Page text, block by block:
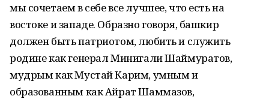
мы сочетаем в себе все лучшее, что есть на
востоке и западе. Образно говоря, башкир
должен быть патриотом, любить и служить
родине как генерал Минигали Шаймуратов,
мудрым как Мустай Карим, умным и
образованным как Айрат Шаммазов,